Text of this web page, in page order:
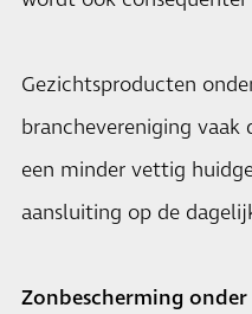
Gezichtsproducten
branchevereniging
een minder vettig
aansluiting op de
Zonbescherming onder